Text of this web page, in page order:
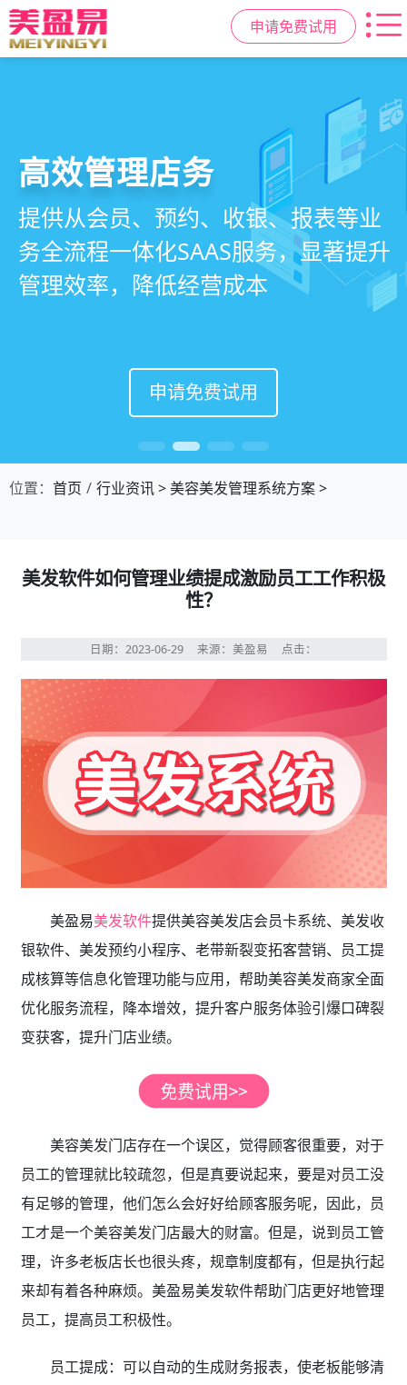
申请免费试用
美容美发管理系统
店务+拓客+020一体化，一站式解决
美发门店经营管理需求
申请免费试用
高效管理店务
提供从会员、预约、收银、报表等业
务全流程一体化SAAS服务，显著提升
管理效率，降低经营成本
申请免费试用
社交裂变拓客
基于拼团、砍价、分销、异业合作等
网红社交营销玩法，海量爆款方案一
键套用，快速引爆门店客流
申请免费试用
小程序商城
小程序链接商家、手艺人、客户，打
通线上线下，让口碑传播有抓手，赋
能社交裂变，盘活私域流量
申请免费试用
位置： 首页 行业资讯>美容美发管理系统方案>
美发软件如何管理业绩提成激励员工工作积极
性？
日期：2023-06-29 来源：美盈易 点击：
美盈易美发软件提供美容美发店会员卡系统、美发收
银软件、美发预约小程序、老带新裂变拓客营销、员工提
成核算等信息化管理功能与应用，帮助美容美发商家全面
优化服务流程，降本增效，提升客户服务体验引爆口碑裂
变获客，提升门店业绩。
美容美发门店存在一个误区，觉得顾客很重要，对于
员工的管理就比较疏忽，但是真要说起来，要是对员工没
有足够的管理，他们怎么会好好给顾客服务呢，因此，员
工才是一个美容美发门店最大的财富。但是，说到员工管
理，许多老板店长也很头疼，规章制度都有，但是执行起
来却有着各种麻烦。美盈易美发软件帮助门店更好地管理
员工，提高员工积极性。
员工提成：可以自动的生成财务报表，使老板能够清